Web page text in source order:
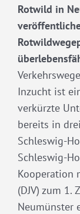
Rotwild in
Inzucht ist
verkürzte
bereits in
Schleswig-
Schleswig-
Kooperation
(DJV) zum
Neumünster